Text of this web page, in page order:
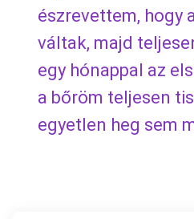
észrevettem, hogy
váltak, majd
egy hónappal az
a bőröm teljesen
egyetlen heg sem